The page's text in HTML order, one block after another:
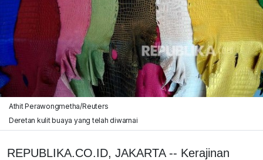
Athit Perawongmetha/Reuters
Deretan kulit buaya yang telah diwarnai
REPUBLIKA.CO.ID, JAKARTA -- Kerajinan